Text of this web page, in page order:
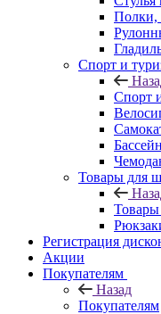
Полки,
Спорт и
Спорт
Товары для
Регистрация
Акции
Покупателям
Назад
Покупателям